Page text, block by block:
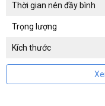
Thời gian nén đầy bình
Trọng lượng
Kích thước